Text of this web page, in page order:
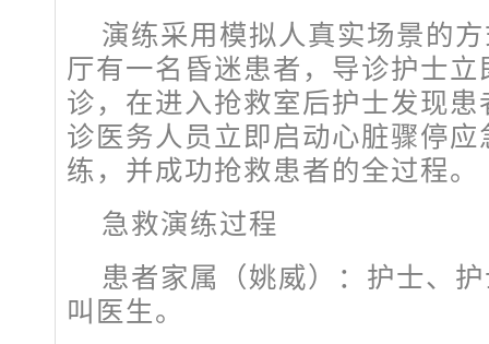
演练采用模拟人真实场景的
厅有一名昏迷患者，导诊护士
诊，在进入抢救室后护士发现
诊医务人员立即启动心脏骤停
练，并成功抢救患者的全过程。
急救演练过程
患者家属（姚威）： 护士、
叫医生。